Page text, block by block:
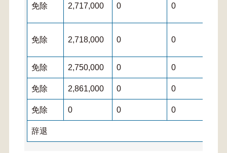
免除 2,717,000 0 0
免除 2,718,000 0 0
免除 2,750,000 0 0
免除 2,861,000 0 0
免除 0 0 0
辞退